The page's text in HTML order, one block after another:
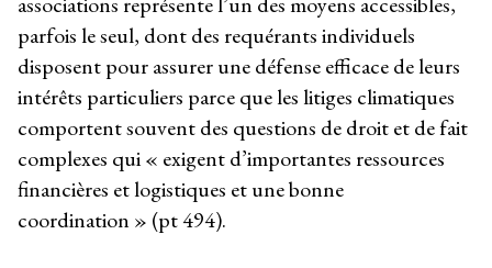
parfois le seul, dont des requérants individuels
disposent pour assurer une défense efficace de leurs
intérêts particuliers parce que les litiges climatiques
comportent souvent des questions de droit et de fait
complexes qui « exigent d’importantes ressources
financières et logistiques et une bonne
coordination » (pt 494).